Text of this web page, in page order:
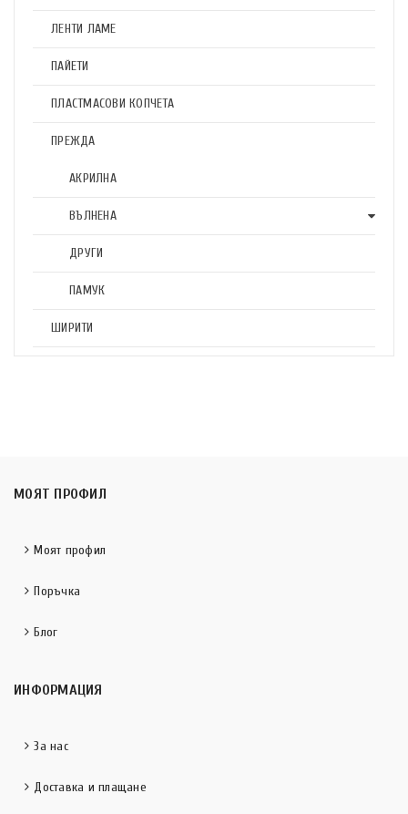
ЛЕНТИ ЛАМЕ
ПАЙЕТИ
ПЛАСТМАСОВИ КОПЧЕТА
ПРЕЖДА
АКРИЛНА
ВЪЛНЕНА
ДРУГИ
ПАМУК
ШИРИТИ
МОЯТ ПРОФИЛ
Моят профил
Поръчка
Блог
ИНФОРМАЦИЯ
За нас
Доставка и плащане